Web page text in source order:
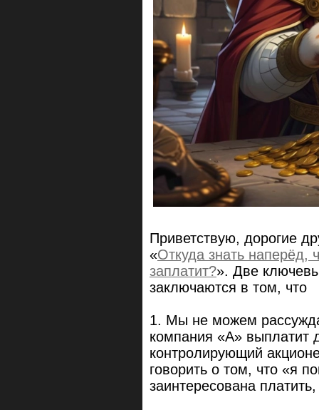
Приветствую, дорогие
«Откуда знать наперёд,
заплатит?». Две
заключаются в том, что
1. Мы не можем
компания «А» выплатит
контролирующий
говорить о том, что «я
заинтересована